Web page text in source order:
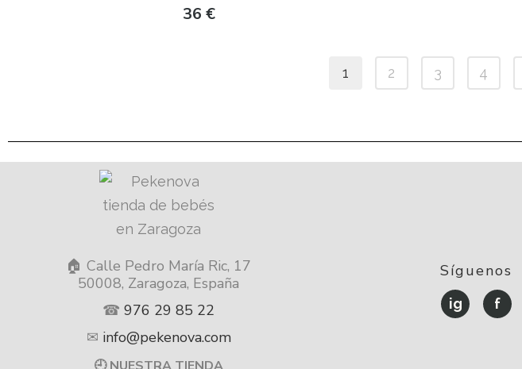
36 €
1 2 3 4
🏠 Calle Pedro María Ric, 17
50008, Zaragoza, España
☎976 29 85 22
✉ info@pekenova.com
Síguenos
ig f